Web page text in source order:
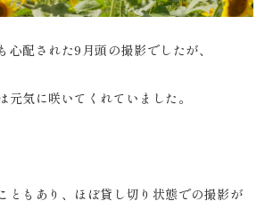
心配された9月頭の撮影でしたが、
元気に咲いてくれていました。
ともあり、ほぼ貸し切り状態での撮影が